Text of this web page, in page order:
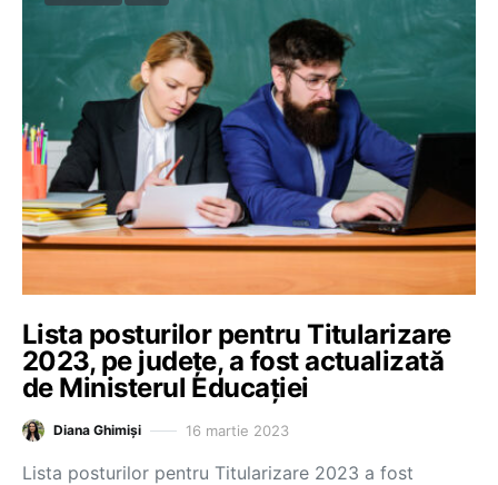
Lista posturilor pentru Titularizare
2023, pe județe, a fost actualizată
de Ministerul Educației
Diana Ghimiși 16 martie 2023
Lista posturilor pentru Titularizare 2023 a fost